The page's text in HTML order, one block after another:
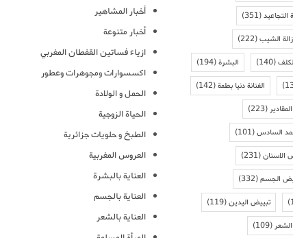
التجاعيد(351)
الشيب(222)
(140) البشرة(194)
الفنانة دنيا بطمة(142)
المقادير(223)
السادس(101)
الاسنان(231)
الجسم(332)
تبييض اليدين(119)
(109)
أخبار المشاهير
أخبار متنوعة
ازياء فساتين القفطان المغربي
اكسسوارات ومجوهرات وعطور
الحمل و الولادة
الحياة الزوجية
الطبخ و حلويات جزائرية
العروس المغربية
العناية بالبشرة
العناية بالجسم
العناية بالشعر